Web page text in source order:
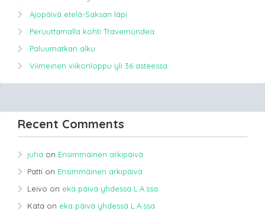
Ajopäivä etelä-Saksan läpi
Peruuttamalla kohti Travemündea
Paluumatkan alku
Viimeinen viikonloppu yli 36 asteessa.
Recent Comments
juha on Ensimmäinen arkipäivä
Patti on Ensimmäinen arkipäivä
Leivo on eka päivä yhdessä L.A.ssa
Kata on eka päivä yhdessä L.A.ssa